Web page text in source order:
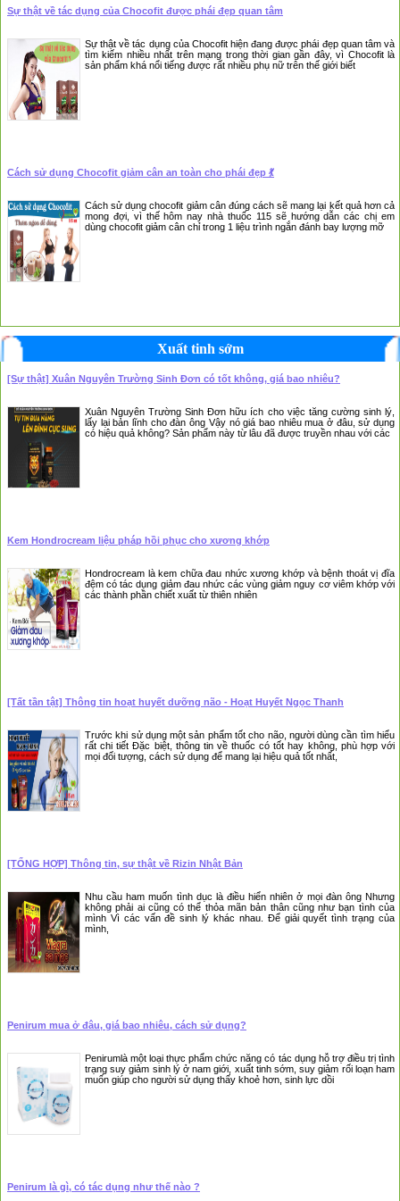
Sự thật về tác dụng của Chocofit được phái đẹp quan tâm
Sự thật về tác dụng của Chocofit hiện đang được phái đẹp quan tâm và
tìm kiếm nhiều nhất trên mạng trong thời gian gần đây, vì Chocofit là
sản phẩm khá nổi tiếng được rất nhiều phụ nữ trên thế giới biết
Cách sử dụng Chocofit giảm cân an toàn cho phái đẹp 💃
Cách sử dụng chocofit giảm cân đúng cách sẽ mang lại kết quả hơn cả
mong đợi, vì thế hôm nay nhà thuốc 115 sẽ hướng dẫn các chị em
dùng chocofit giảm cân chỉ trong 1 liệu trình ngắn đánh bay lượng mỡ
Xuất tinh sớm
[Sự thật] Xuân Nguyên Trường Sinh Đơn có tốt không, giá bao nhiêu?
Xuân Nguyên Trường Sinh Đơn hữu ích cho việc tăng cường sinh lý,
lấy lại bản lĩnh cho đàn ông Vậy nó giá bao nhiêu mua ở đâu, sử dụng
có hiệu quả không? Sản phẩm này từ lâu đã được truyền nhau với các
Kem Hondrocream liệu pháp hồi phục cho xương khớp
Hondrocream là kem chữa đau nhức xương khớp và bệnh thoát vị đĩa
đệm có tác dụng giảm đau nhức các vùng giảm nguy cơ viêm khớp với
các thành phần chiết xuất từ thiên nhiên
[Tất tần tật] Thông tin hoạt huyết dưỡng não - Hoạt Huyết Ngọc Thanh
Trước khi sử dụng một sản phẩm tốt cho não, người dùng cần tìm hiểu
rất chi tiết Đặc biệt, thông tin về thuốc có tốt hay không, phù hợp với
mọi đối tượng, cách sử dụng để mang lại hiệu quả tốt nhất,
[TỔNG HỢP] Thông tin, sự thật về Rizin Nhật Bản
Nhu cầu ham muốn tình dục là điều hiển nhiên ở mọi đàn ông Nhưng
không phải ai cũng có thể thỏa mãn bản thân cũng như bạn tình của
mình Vì các vấn đề sinh lý khác nhau. Để giải quyết tình trạng của
mình,
Penirum mua ở đâu, giá bao nhiêu, cách sử dụng?
Penirumlà một loại thực phẩm chức năng có tác dụng hỗ trợ điều trị tình
trạng suy giảm sinh lý ở nam giới, xuất tinh sớm, suy giảm rối loạn ham
muốn giúp cho người sử dụng thấy khoẻ hơn, sinh lực dồi
Penirum là gì, có tác dụng như thế nào ?